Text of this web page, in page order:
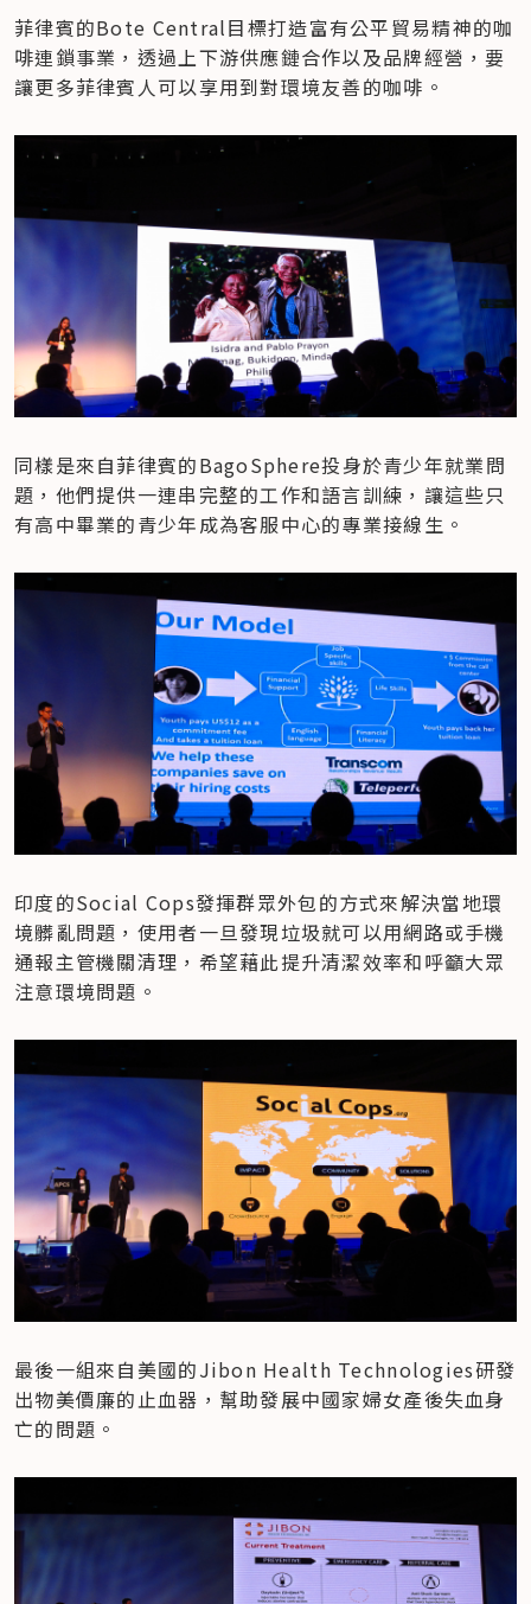
菲律賓的Bote Central目標打造富有公平貿易精神的咖
啡連鎖事業，透過上下游供應鏈合作以及品牌經營，要
讓更多菲律賓人可以享用到對環境友善的咖啡。
同樣是來自菲律賓的BagoSphere投身於青少年就業問
題，他們提供一連串完整的工作和語言訓練，讓這些只
有高中畢業的青少年成為客服中心的專業接線生。
印度的Social Cops發揮群眾外包的方式來解決當地環
境髒亂問題，使用者一旦發現垃圾就可以用網路或手機
通報主管機關清理，希望藉此提升清潔效率和呼籲大眾
注意環境問題。
最後一組來自美國的Jibon Health Technologies研發
出物美價廉的止血器，幫助發展中國家婦女產後失血身
亡的問題。